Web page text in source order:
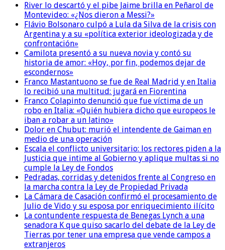
River lo descartó y el pibe Jaime brilla en Peñarol de
Montevideo: «¿Nos dieron a Messi?»
Flávio Bolsonaro culpó a Lula da Silva de la crisis con
Argentina y a su «política exterior ideologizada y de
confrontación»
Camilota presentó a su nueva novia y contó su
historia de amor: «Hoy, por fin, podemos dejar de
escondernos»
Franco Mastantuono se fue de Real Madrid y en Italia
lo recibió una multitud: jugará en Fiorentina
Franco Colapinto denunció que fue víctima de un
robo en Italia: «Quién hubiera dicho que europeos le
iban a robar a un latino»
Dolor en Chubut: murió el intendente de Gaiman en
medio de una operación
Escala el conflicto universitario: los rectores piden a la
Justicia que intime al Gobierno y aplique multas si no
cumple la Ley de Fondos
Pedradas, corridas y detenidos frente al Congreso en
la marcha contra la Ley de Propiedad Privada
La Cámara de Casación confirmó el procesamiento de
Julio de Vido y su esposa por enriquecimiento ilícito
La contundente respuesta de Benegas Lynch a una
senadora K que quiso sacarlo del debate de la Ley de
Tierras por tener una empresa que vende campos a
extranjeros